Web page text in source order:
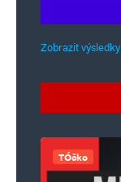
Zobrazit výsledky
TÓčko